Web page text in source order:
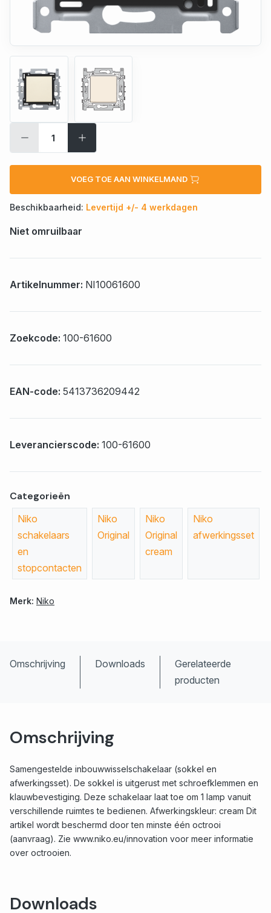
VOEG TOE AAN WINKELMAND
Beschikbaarheid: Levertijd +/- 4 werkdagen
Niet omruilbaar
Artikelnummer: NI10061600
Zoekcode: 100-61600
EAN-code: 5413736209442
Leverancierscode: 100-61600
Categorieën
Niko
schakelaars
en
stopcontacten
Niko
Original
Niko
Original
cream
Niko
afwerkingsset
Merk: Niko
Omschrijving Downloads
Gerelateerde
producten
Omschrijving
Samengestelde inbouwwisselschakelaar (sokkel en
afwerkingsset). De sokkel is uitgerust met schroefklemmen en
klauwbevestiging. Deze schakelaar laat toe om 1 lamp vanuit
verschillende ruimtes te bedienen. Afwerkingskleur: cream Dit
artikel wordt beschermd door ten minste één octrooi
(aanvraag). Zie www.niko.eu/innovation voor meer informatie
over octrooien.
Downloads